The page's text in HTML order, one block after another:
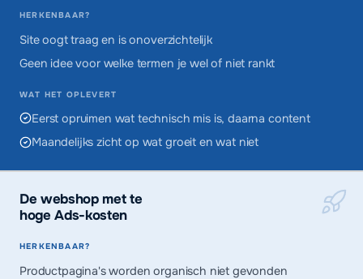
HERKENBAAR?
Site oogt traag en is onoverzichtelijk
Geen idee voor welke termen je wel of niet rankt
WAT HET OPLEVERT
Eerst opruimen wat technisch mis is, daarna content
Maandelijks zicht op wat groeit en wat niet
De webshop met te
hoge Ads-kosten
HERKENBAAR?
Productpagina's worden organisch niet gevonden